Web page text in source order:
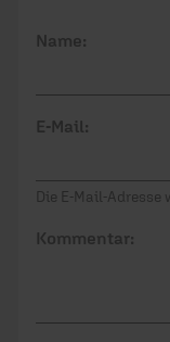
Name:
E-Mail:
Die E-Mail-
Kommentar: